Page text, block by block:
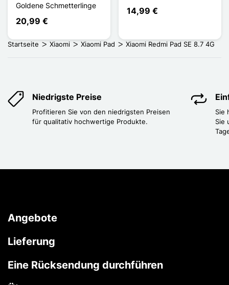
Goldene Schmetterlinge
20,99 €
14,99 €
Startseite Xiaomi Xiaomi Pad Xiaomi Redmi Pad SE 8.7 4G
Niedrigste Preise
Profitieren Sie von den niedrigsten Preisen
für qualitativ hochwertige Produkte.
Sie
Sie
Angebote
Lieferung
Eine Rücksendung durchführen